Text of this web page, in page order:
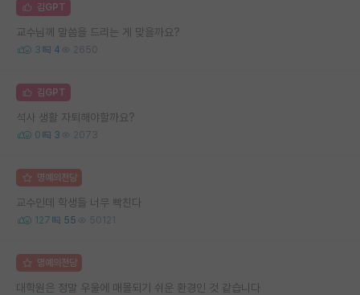
김GPT
교수님께 말씀을 드리는 게 맞을까요?
3 4 2650
김GPT
석사 생활 자퇴해야할까요?
0 3 2073
명예의전당
교수인데 학생들 너무 빡친다
127 55 50121
명예의전당
대학원은 정말 우울에 매몰되기 쉬운 환경인 것 같습니다